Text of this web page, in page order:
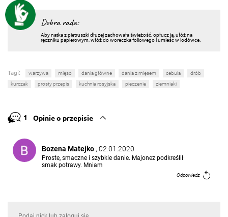
Dobra rada:
Aby natka z pietruszki dłużej zachowała świeżość, opłucz ją, ułóż na
ręczniku papierowym, włóż do woreczka foliowego i umieśc w lodówce.
Tagi: warzywa mięso dania główne dania z mięsem cebula
drób
kurczak
prosty przepis kuchnia rosyjska pieczenie ziemniaki
1 Opinie o przepisie
Bozena Matejko , 02.01.2020
Proste, smaczne i szybkie danie. Majonez podkreślił
smak potrawy. Mniam
Odpowiedz